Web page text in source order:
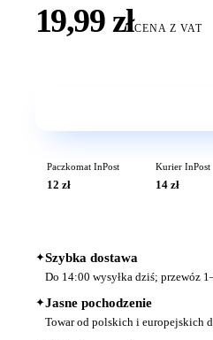
19,99 złCENA Z VAT
Paczkomat InPost
12 zł
Kurier InPost
14 zł
✦Szybka dostawa
Do 14:00 wysyłka dziś; przewóz
✦Jasne pochodzenie
Towar od polskich i europejskich